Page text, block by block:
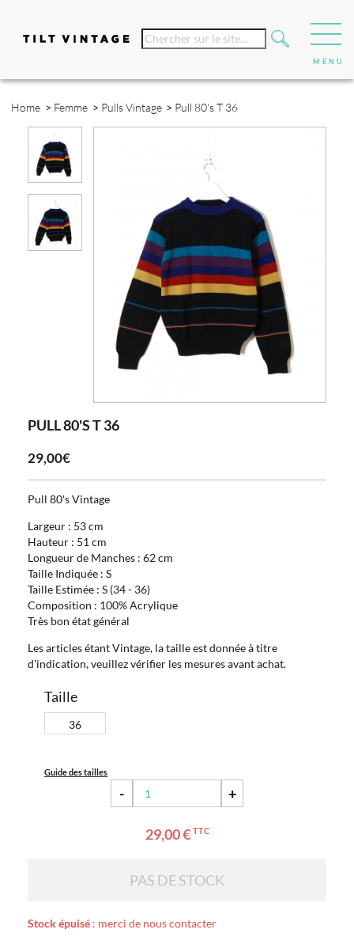
Home > Femme > Pulls Vintage > Pull 80's T 36
PULL 80'S T 36
29,00€
Pull 80's Vintage
Largeur : 53 cm
Hauteur : 51 cm
Longueur de Manches : 62 cm
Taille Indiquée : S
Taille Estimée : S (34 - 36)
Composition : 100% Acrylique
Très bon état général
Les articles étant Vintage, la taille est donnée à titre
d'indication, veuillez vérifier les mesures avant achat.
Taille
36
Guide des tailles
- +
29,00 € TTC
PAS DE STOCK
Stock épuisé : merci de nous contacter